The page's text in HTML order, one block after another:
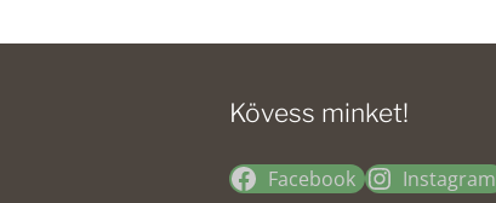
Kövess minket!
Facebook Instagram